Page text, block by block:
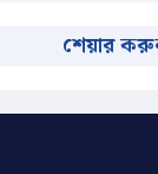
শেয়ার